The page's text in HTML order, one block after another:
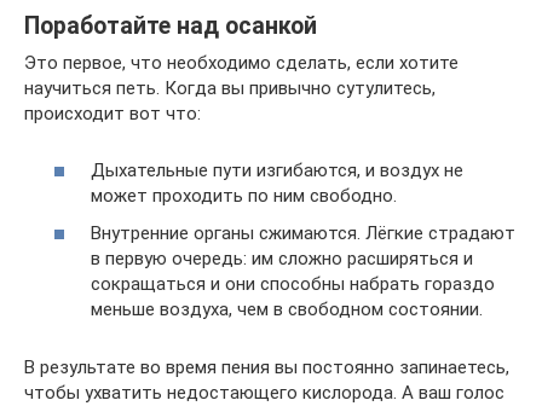
Поработайте над осанкой
Это первое, что необходимо сделать, если хотите
научиться петь. Когда вы привычно сутулитесь,
происходит вот что:
Дыхательные пути изгибаются, и воздух не
может проходить по ним свободно.
Внутренние органы сжимаются. Лёгкие страдают
в первую очередь: им сложно расширяться и
сокращаться и они способны набрать гораздо
меньше воздуха, чем в свободном состоянии.
В результате во время пения вы постоянно запинаетесь,
чтобы ухватить недостающего кислорода. А ваш голос